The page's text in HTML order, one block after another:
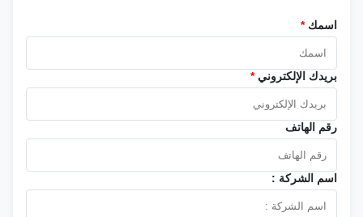
اسمك*
بريدك الإلكتروني*
رقم الهاتف
اسم الشركة :